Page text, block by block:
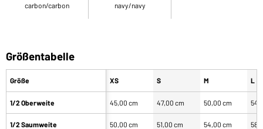
carbon/carbon navy/navy
Größentabelle
Größe
1/2 Oberweite
1/2 Saumweite
XS S M L
45,00 cm 47,00 cm 50,00 cm
50,00 cm 51,00 cm 54,00 cm